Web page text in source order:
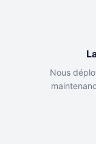
Nous